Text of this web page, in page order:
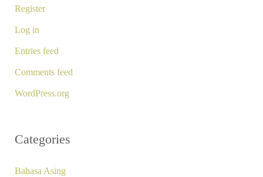
Register
Log in
Entries feed
Comments feed
WordPress.org
Categories
Bahasa Asing